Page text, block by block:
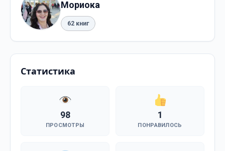
Мориока
62 книг
Статистика
98
ПРОСМОТРЫ
1
ПОНРАВИЛОСЬ